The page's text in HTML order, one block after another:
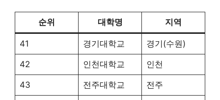
순위 대학명 지역
41 경기대학교 경기(수원)
42 인천대학교 인천
43 전주대학교 전주